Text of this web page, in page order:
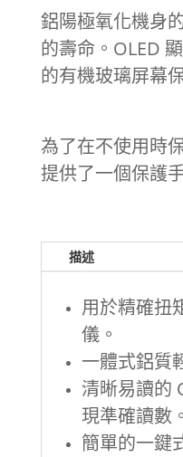
鋁陽極氧化機身
的壽命。OLED
的有機玻璃屏幕
為了在不使用時
提供了一個保護
描述
用於精確扭
儀。
一體式鋁質
清晰易讀的
現準確讀數。
簡單的一鍵